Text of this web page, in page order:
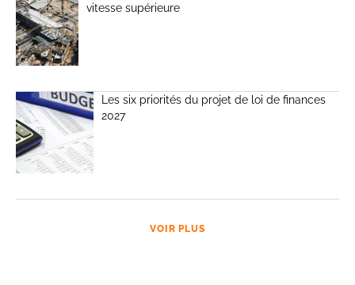
vitesse supérieure
Les six priorités du projet de loi de finances
2027
VOIR PLUS